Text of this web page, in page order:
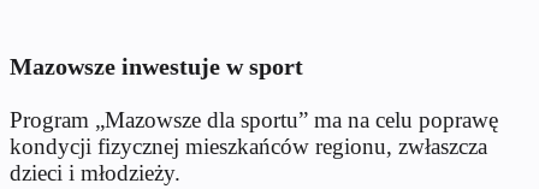
Mazowsze inwestuje w sport
Program „Mazowsze dla sportu” ma na celu poprawę
kondycji fizycznej mieszkańców regionu, zwłaszcza
dzieci i młodzieży.